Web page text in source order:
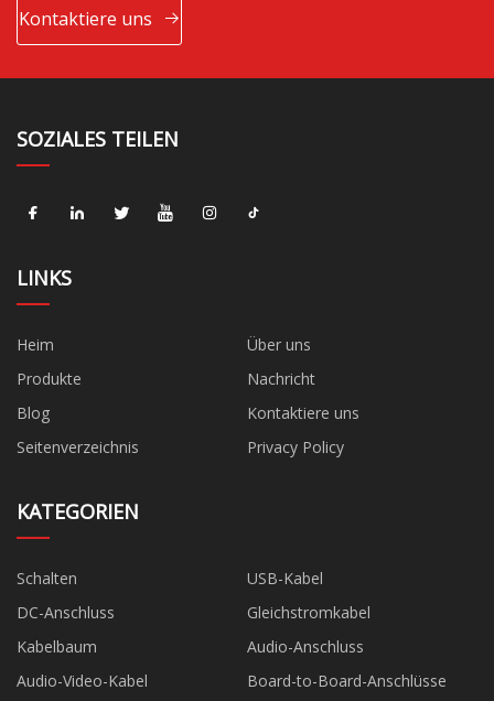
Kontaktiere uns
SOZIALES TEILEN
LINKS
Heim
Über uns
Produkte
Nachricht
Blog
Kontaktiere uns
Seitenverzeichnis
Privacy Policy
KATEGORIEN
Schalten
USB-Kabel
DC-Anschluss
Gleichstromkabel
Kabelbaum
Audio-Anschluss
Audio-Video-Kabel
Board-to-Board-Anschlüsse